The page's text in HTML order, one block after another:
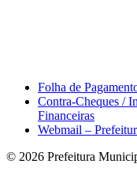
Folha de
Contra-Cheques /
Financeiras
Webmail –
© 2026 Prefeitura